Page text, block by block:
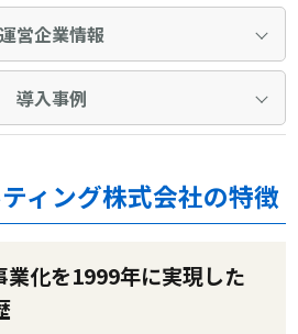
運営企業情報
導入事例
ィング株式会社の特徴
業化を1999年に実現した